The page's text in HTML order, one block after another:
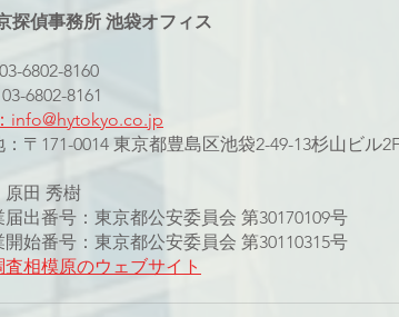
探偵事務所 池袋オフィス
6802-8160
6802-8161
info@hytokyo.co.jp
〒171-0014 東京都豊島区池袋2-49-13杉山ビル
原田 秀樹
出番号：東京都公安委員会 第30170109号
始番号：東京都公安委員会 第30110315号
査相模原のウェブサイト